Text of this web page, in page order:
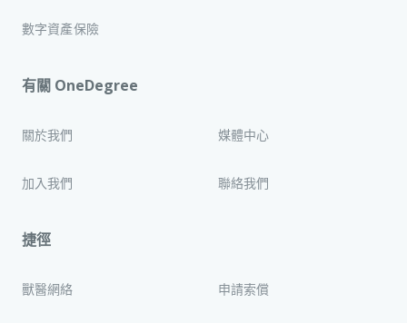
數字資產保險
有關 OneDegree
關於我們 媒體中心
加入我們 聯絡我們
捷徑
獸醫網絡 申請索償